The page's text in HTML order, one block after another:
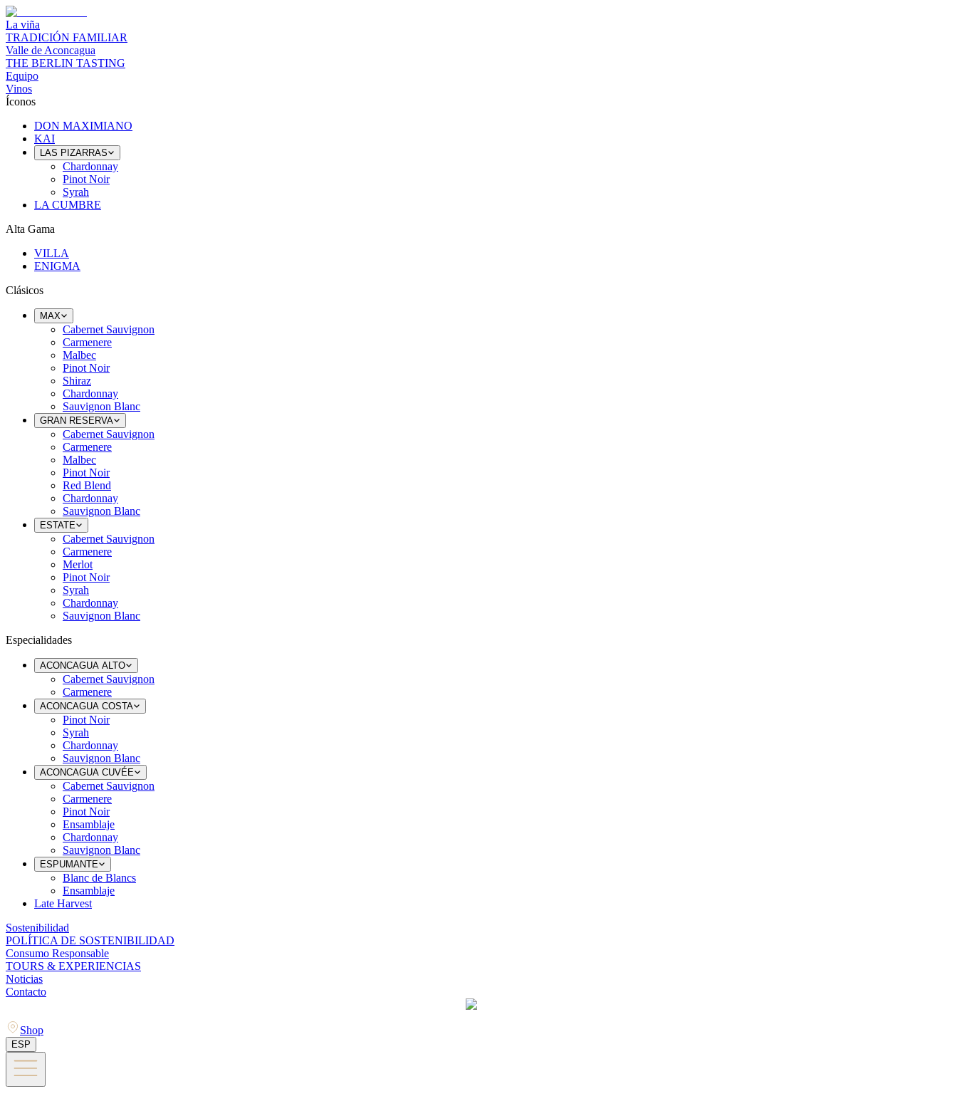
La viña
TRADICIÓN FAMILIAR
Valle de Aconcagua
THE BERLIN TASTING
Equipo
Vinos
Íconos
DON MAXIMIANO
KAI
LAS PIZARRAS
Chardonnay
Pinot Noir
Syrah
LA CUMBRE
Alta Gama
VILLA
ENIGMA
Clásicos
MAX
Cabernet Sauvignon
Carmenere
Malbec
Pinot Noir
Shiraz
Chardonnay
Sauvignon Blanc
GRAN RESERVA
Cabernet Sauvignon
Carmenere
Malbec
Pinot Noir
Red Blend
Chardonnay
Sauvignon Blanc
ESTATE
Cabernet Sauvignon
Carmenere
Merlot
Pinot Noir
Syrah
Chardonnay
Sauvignon Blanc
Especialidades
ACONCAGUA ALTO
Cabernet Sauvignon
Carmenere
ACONCAGUA COSTA
Pinot Noir
Syrah
Chardonnay
Sauvignon Blanc
ACONCAGUA CUVÉE
Cabernet Sauvignon
Carmenere
Pinot Noir
Ensamblaje
Chardonnay
Sauvignon Blanc
ESPUMANTE
Blanc de Blancs
Ensamblaje
Late Harvest
Sostenibilidad
POLÍTICA DE SOSTENIBILIDAD
Consumo Responsable
TOURS & EXPERIENCIAS
Noticias
Contacto
Shop
ESP